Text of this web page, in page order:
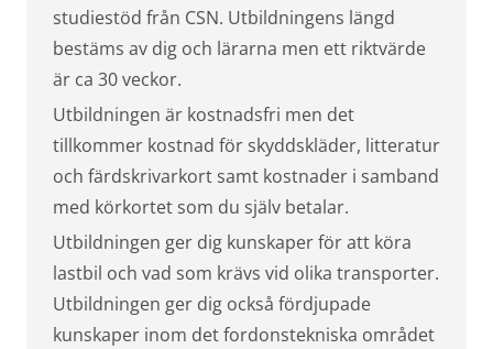
studiestöd från CSN. Utbildningens längd
bestäms av dig och lärarna men ett riktvärde
är ca 30 veckor.
Utbildningen är kostnadsfri men det
tillkommer kostnad för skyddskläder, litteratur
och färdskrivarkort samt kostnader i samband
med körkortet som du själv betalar.
Utbildningen ger dig kunskaper för att köra
lastbil och vad som krävs vid olika transporter.
Utbildningen ger dig också fördjupade
kunskaper inom det fordonstekniska området